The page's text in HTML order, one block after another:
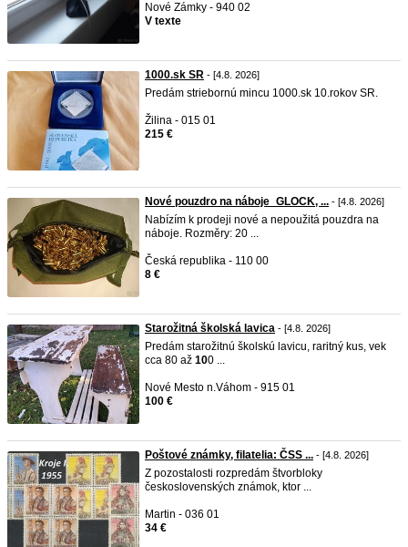
Nové Zámky - 940 02
V texte
1000.sk SR - [4.8. 2026]
Predám striebornú mincu 1000.sk 10.rokov SR.
Žilina - 015 01
215 €
Nové pouzdro na náboje_GLOCK, ... - [4.8. 2026]
Nabízím k prodeji nové a nepoužitá pouzdra na
náboje. Rozměry: 20 ...
Česká republika - 110 00
8 €
Starožitná školská lavica - [4.8. 2026]
Predám starožitnú školskú lavicu, raritný kus, vek
cca 80 až 100 ...
Nové Mesto n.Váhom - 915 01
100 €
Poštové známky, filatelia: ČSS ... - [4.8. 2026]
Z pozostalosti rozpredám štvorbloky
československých známok, ktor ...
Martin - 036 01
34 €